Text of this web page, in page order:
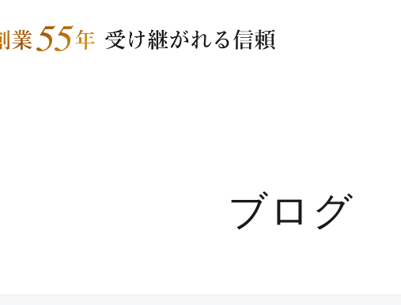
ブログ